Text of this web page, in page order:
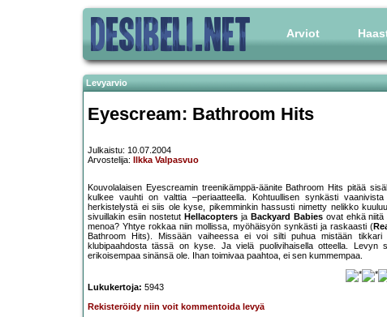
Arviot
Levyarvio
Eyescream: Bathroom Hits
Julkaistu: 10.07.2004
Arvostelija:
Ilkka Valpasvuo
Kouvolalaisen Eyescreamin treenikämppä-äänite Bathroom Hits pitää
kulkee vauhti on valttia –periaatteella. Kohtuullisen synkästi
herkistelystä ei siis ole kyse, pikemminkin hassusti nimetty nelikko
sivuillakin esiin nostetut Hellacoptersja Backyard Babiesovat ehkä niitä
menoa? Yhtye rokkaa niin mollissa, myöhäisyön synkästi ja raskaasti (
Bathroom Hits). Missään vaiheessa ei voi silti puhua mistään
klubipaahdosta tässä on kyse. Ja vielä puolivihaisella otteella.
erikoisempaa sinänsä ole. Ihan toimivaa paahtoa, ei sen kummempaa.
Lukukertoja: 5943
Rekisteröidy niin voit kommentoida levyä